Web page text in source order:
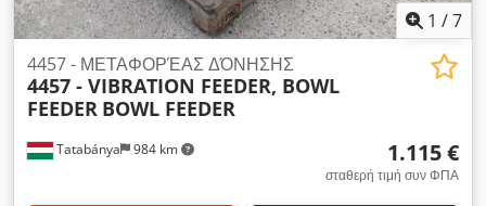
1 /7
Tatabánya 984 km
4457 - ΜΕΤΑΦΟΡΈΑΣ ΔΌΝΗΣΗΣ
4457 - VIBRATION FEEDER, BOWL
FEEDER BOWL FEEDER
1.115 €
σταθερή τιμή συν ΦΠΑ